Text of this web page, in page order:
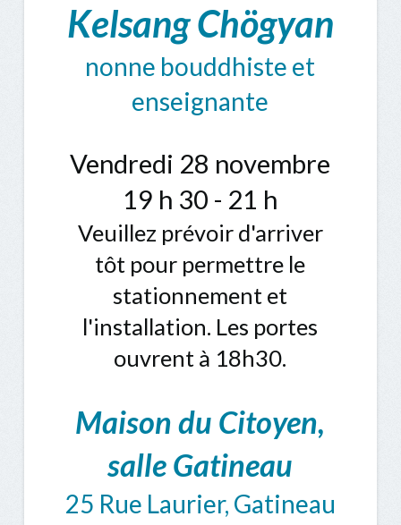
Kelsang Chögyan
nonne bouddhiste et
enseignante
Vendredi 28 novembre
19 h 30 - 21 h
Veuillez prévoir d'arriver
tôt pour permettre le
stationnement et
l'installation. Les portes
ouvrent à 18h30.
Maison du Citoyen,
salle Gatineau
25 Rue Laurier, Gatineau